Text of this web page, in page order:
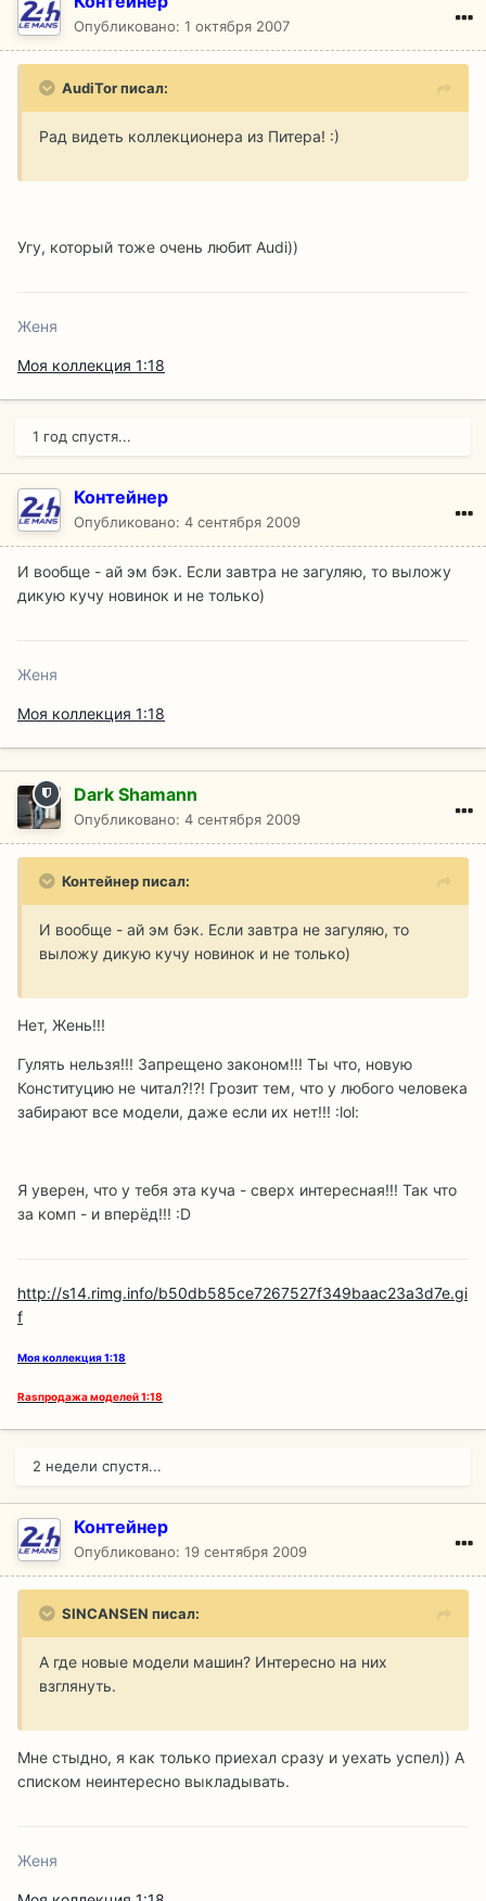
Опубликовано: 1 октября 2007
AudiTor писал:
Рад видеть коллекционера из Питера! :)
Угу, который тоже очень любит Audi))
Женя
Моя коллекция 1:18
1 год спустя...
Контейнер
Опубликовано: 4 сентября 2009
И вообще - ай эм бэк. Если завтра не загуляю, то выложу
дикую кучу новинок и не только)
Женя
Моя коллекция 1:18
Dark Shamann
Опубликовано: 4 сентября 2009
Контейнер писал:
И вообще - ай эм бэк. Если завтра не загуляю, то
выложу дикую кучу новинок и не только)
Нет, Жень!!!
Гулять нельзя!!! Запрещено законом!!! Ты что, новую
Конституцию не читал?!?! Грозит тем, что у любого человека
забирают все модели, даже если их нет!!! :lol:
Я уверен, что у тебя эта куча - сверх интересная!!! Так что
за комп - и вперёд!!! :D
http://s14.rimg.info/b50db585ce7267527f349baac23a3d7e.gi
f
Моя коллекция 1:18
Rаsпродажа моделей 1:18
2 недели спустя...
Контейнер
Опубликовано: 19 сентября 2009
SINCANSEN писал:
А где новые модели машин? Интересно на них
взглянуть.
Мне стыдно, я как только приехал сразу и уехать успел)) А
списком неинтересно выкладывать.
Женя